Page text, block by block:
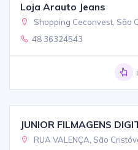
Loja Arauto Jeans
Shopping Ceconvest, São
48 36324543
JUNIOR FILMAGENS
RUA VALENÇA, São